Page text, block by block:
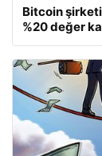
Bitcoin
%20 değer